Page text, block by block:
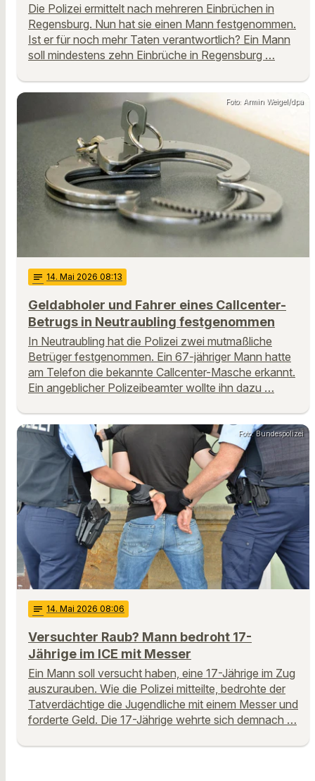
Die Polizei ermittelt nach mehreren Einbrüchen in
Regensburg. Nun hat sie einen Mann festgenommen.
Ist er für noch mehr Taten verantwortlich? Ein Mann
soll mindestens zehn Einbrüche in Regensburg …
Foto: Armin Weigel/dpa
notes 14. Mai 2026 08:13
Geldabholer und Fahrer eines Callcenter-
Betrugs in Neutraubling festgenommen
In Neutraubling hat die Polizei zwei mutmaßliche
Betrüger festgenommen. Ein 67-jähriger Mann hatte
am Telefon die bekannte Callcenter-Masche erkannt.
Ein angeblicher Polizeibeamter wollte ihn dazu …
Foto: Bundespolizei
notes 14. Mai 2026 08:06
Versuchter Raub? Mann bedroht 17-
Jährige im ICE mit Messer
Ein Mann soll versucht haben, eine 17-Jährige im Zug
auszurauben. Wie die Polizei mitteilte, bedrohte der
Tatverdächtige die Jugendliche mit einem Messer und
forderte Geld. Die 17-Jährige wehrte sich demnach …